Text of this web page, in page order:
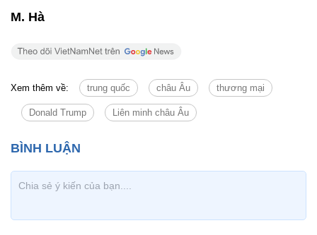
M. Hà
Xem thêm về: trung quốc châu Âu thương mại
Donald Trump Liên minh châu Âu